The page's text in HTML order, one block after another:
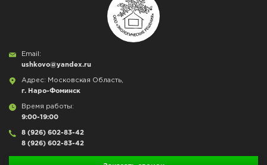
Email:
ushkovo@yandex.ru
Адрес: Московская Область,
г. Наро-Фоминск
Время работы:
9:00-19:00
8 (926) 602-83-42
8 (926) 602-83-42